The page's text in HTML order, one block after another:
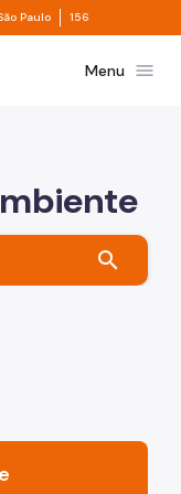
à informação
Paulo Divisor de
156
Menu menu
search